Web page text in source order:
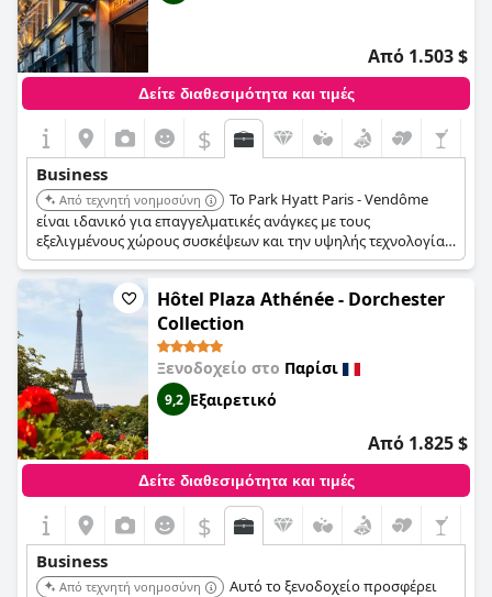
Από 1.503 $
Δείτε διαθεσιμότητα και τιμές
$
Business
Από τεχνητή νοημοσύνη
Το Park Hyatt Paris - Vendôme
είναι ιδανικό για επαγγελματικές ανάγκες με τους
εξελιγμένους χώρους συσκέψεων και την υψηλής τεχνολογίας
εξοπλισμό του. Η κεντρική του τοποθεσία παρέχει εύκολη
πρόσβαση σε επιχειρηματικές περιοχές, και το ξενοδοχείο
προσφέρει εξατομικευμένες υπηρεσίες για να εξασφαλίσει μια
παραγωγική διαμονή.
Hôtel Plaza Athénée - Dorchester
Collection
Ξενοδοχείο στο Παρίσι
9,2 Εξαιρετικό
Από 1.825 $
Δείτε διαθεσιμότητα και τιμές
$
Business
Από τεχνητή νοημοσύνη
Αυτό το ξενοδοχείο προσφέρει